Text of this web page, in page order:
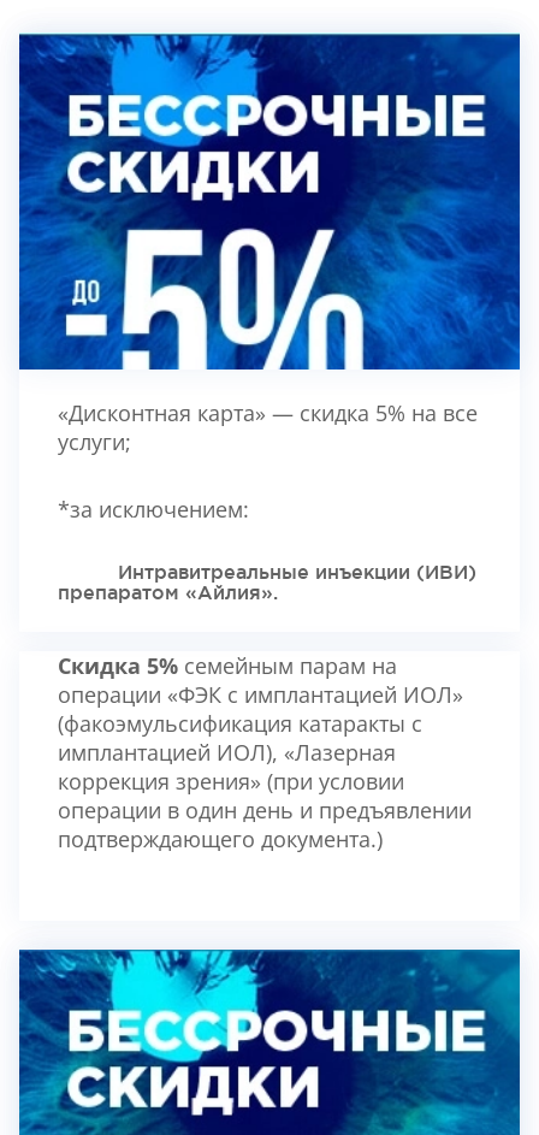
ЛАЗЕРНАЯ КОРРЕКЦИЯ ЗРЕНИЯ
ЛЕЧЕНИЕ КАТАРАКТЫ
ДИАГНОСТИКА ЗРЕНИЯ
ДЕТСКАЯ ДИАГНОСТИКА ЗРЕНИЯ
АППАРАТНОЕ ЛЕЧЕНИЕ ЗРЕНИЯ
«Дисконтная карта» — скидка 5% на все
услуги;
*за исключением:
Интравитреальные инъекции (ИВИ)
препаратом «Айлия».
Скидка 5% семейным парам на
операции «ФЭК с имплантацией ИОЛ»
(факоэмульсификация катаракты с
имплантацией ИОЛ), «Лазерная
коррекция зрения» (при условии
операции в один день и предъявлении
подтверждающего документа.)